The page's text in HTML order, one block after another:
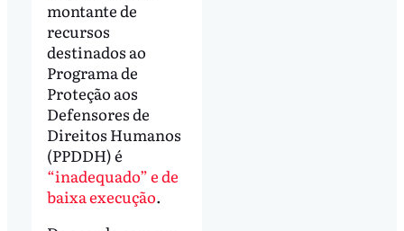
montante de
recursos
destinados ao
Programa de
Proteção aos
Defensores de
Direitos Humanos
(PPDDH) é
“inadequado” e de
baixa execução.